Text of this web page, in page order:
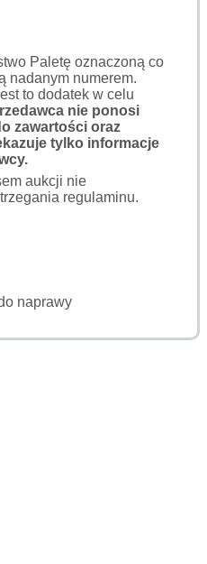
Paletę oznaczoną co
nadanym numerem.
to dodatek w celu
nie ponosi
zawartości oraz
tylko informacje
aukcji nie
regulaminu.
naprawy